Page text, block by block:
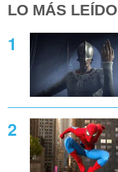
LO MÁS LEÍDO